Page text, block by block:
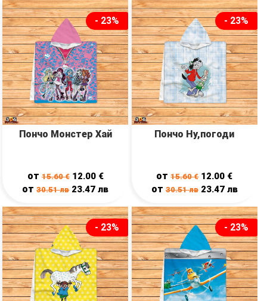
- 23%
Пончо Монстер Хай
от15.60€ 12.00 €
от30.51лв 23.47лв
- 23%
Пончо Ну,погоди
от15.60€ 12.00 €
от 30.51лв 23.47 лв
- 23% - 23%